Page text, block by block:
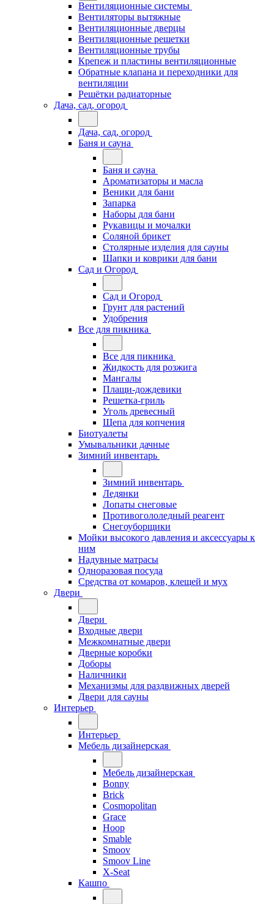
Вентиляционные системы
Вентиляторы вытяжные
Вентиляционные дверцы
Вентиляционные решетки
Вентиляционные трубы
Крепеж и пластины вентиляционные
Обратные клапана и переходники для
вентиляции
Решётки радиаторные
Дача, сад, огород
Дача, сад, огород
Баня и сауна
Баня и сауна
Ароматизаторы и масла
Веники для бани
Запарка
Наборы для бани
Рукавицы и мочалки
Соляной брикет
Столярные изделия для сауны
Шапки и коврики для бани
Сад и Огород
Сад и Огород
Грунт для растений
Удобрения
Все для пикника
Все для пикника
Жидкость для розжига
Мангалы
Плащи-дождевики
Решетка-гриль
Уголь древесный
Щепа для копчения
Биотуалеты
Умывальники дачные
Зимний инвентарь
Зимний инвентарь
Ледянки
Лопаты снеговые
Противогололедный реагент
Снегоуборщики
Мойки высокого давления и аксессуары к
ним
Надувные матрасы
Одноразовая посуда
Средства от комаров, клещей и мух
Двери
Двери
Входные двери
Межкомнатные двери
Дверные коробки
Доборы
Наличники
Механизмы для раздвижных дверей
Двери для сауны
Интерьер
Интерьер
Мебель дизайнерская
Мебель дизайнерская
Bonny
Brick
Cosmopolitan
Grace
Hoop
Smable
Smoov
Smoov Line
X-Seat
Кашпо